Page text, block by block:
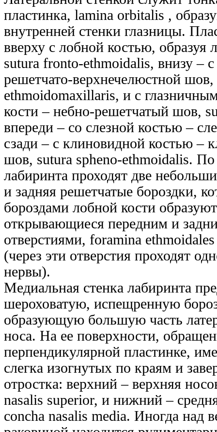
пластинка, lamina orbitalis ,
внутренней стенки глазницы.
вверху с лобной костью,
sutura fronto-ethmoidalis, внизу –
решетчато-верхнечелюстной шов,
ethmoidomaxillaris, и с
кости – небно-решетчатый шов,
впереди – со слезной костью –
сзади – с клиновидной костью –
шов, sutura spheno-ethmoidalis.
лабиринта проходят две
и задняя решетчатые бороздки,
бороздами лобной кости
открывающиеся передним и
отверстиями, foramina
(через эти отверстия проходят
нервы).
Медиальная стенка лабиринта
шероховатую, испещренную
образующую большую часть
носа. На ее поверхности,
перпендикулярной пластинке,
слегка изогнутых по краям и
отростка: верхний – верхняя
nasalis superior, и нижний –
concha nasalis media. Иногда над